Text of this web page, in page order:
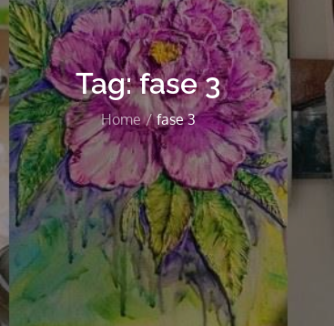
Tag:fase 3
Home fase 3